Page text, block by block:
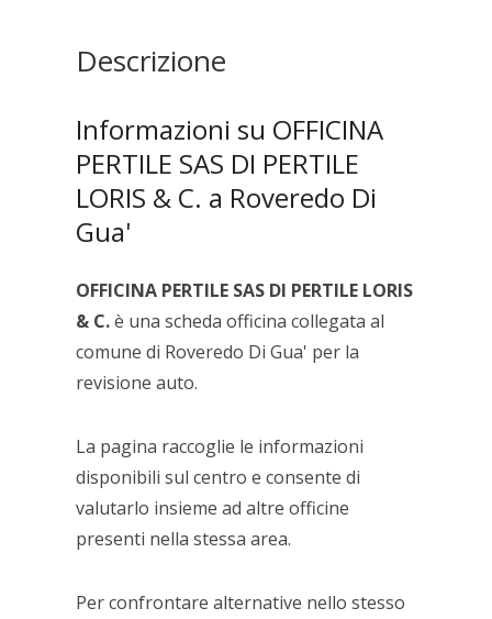
C.
Descrizione
Informazioni su OFFICINA
PERTILE SAS DI PERTILE
LORIS & C. a Roveredo Di
Gua'
OFFICINA PERTILE SAS DI PERTILE LORIS
& C.è una scheda officina collegata al
comune di Roveredo Di Gua' per la
revisione auto.
La pagina raccoglie le informazioni
disponibili sul centro e consente di
valutarlo insieme ad altre officine
presenti nella stessa area.
Per confrontare alternative nello stesso